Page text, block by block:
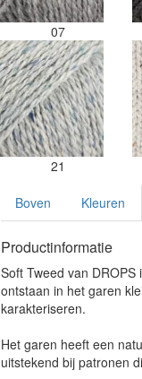
07
21
Boven Kleuren
Productinformatie
Soft Tweed van
ontstaan in het garen
karakteriseren.
Het garen heeft een
uitstekend bij patronen